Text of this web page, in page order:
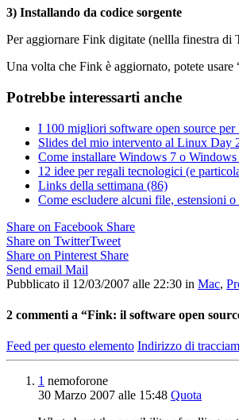
3) Installando da codice sorgente
Per aggiornare Fink digitate (nellla finestra di
Una volta che Fink è aggiornato, potete
Potrebbe interessarti anche
I 100 migliori software open source
Slides del mio intervento al Linux Day
Come installare Windows 7 o
12 idee per regali tecnologici (e
Links della settimana (86)
Come escludere alcuni file, estensioni
Share on Facebook Share
Share on TwitterTweet
Share on Pinterest Share
Send email Mail
Pubblicato il 12/03/2007 alle 22:30 in Mac,
2 commenti a “Fink: il software open
Feed per questo elemento Indirizzo di
1 nemoforone
30 Marzo 2007 alle 15:48 Quota